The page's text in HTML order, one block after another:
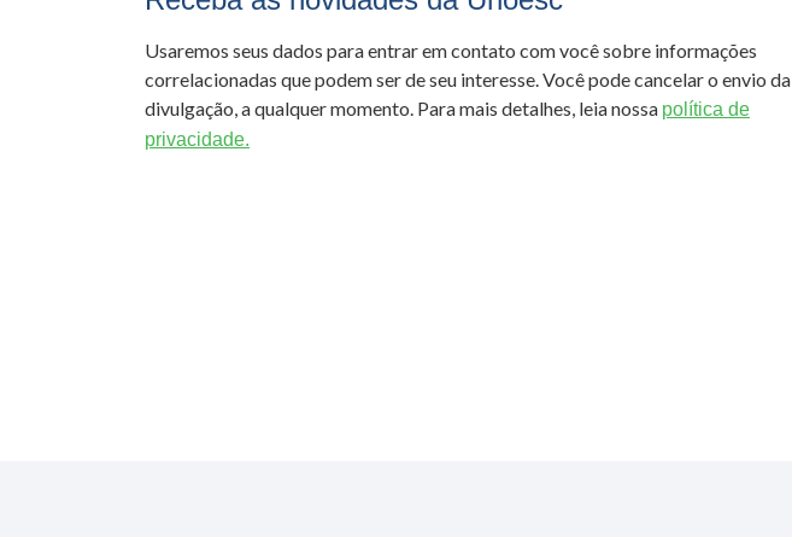
Usaremos seus dados para entrar em contato com você sobre informações
correlacionadas que podem ser de seu interesse. Você pode cancelar o envio da
divulgação, a qualquer momento. Para mais detalhes, leia nossa política de
privacidade.